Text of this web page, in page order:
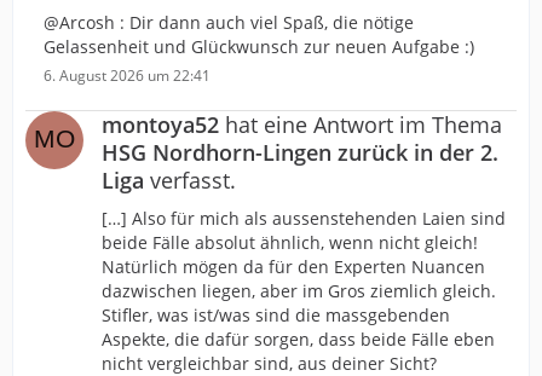
@Arcosh : Dir dann auch viel Spaß, die nötige
Gelassenheit und Glückwunsch zur neuen Aufgabe :)
6. August 2026 um 22:41
montoya52 hat eine Antwort im Thema
HSG Nordhorn-Lingen zurück in der 2.
Liga verfasst.
[…] Also für mich als aussenstehenden Laien sind
beide Fälle absolut ähnlich, wenn nicht gleich!
Natürlich mögen da für den Experten Nuancen
dazwischen liegen, aber im Gros ziemlich gleich.
Stifler, was ist/was sind die massgebenden
Aspekte, die dafür sorgen, dass beide Fälle eben
nicht vergleichbar sind, aus deiner Sicht?